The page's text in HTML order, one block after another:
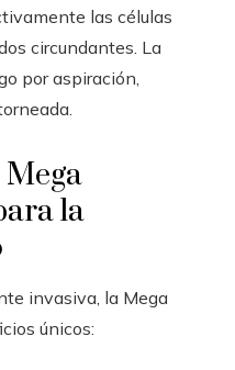
las células
circundantes. La
por aspiración,
la
invasiva, la Mega
únicos: